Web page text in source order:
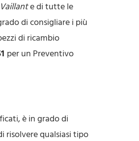
e di tutte le
di consigliare i più
di ricambio
per un Preventivo
è in grado di
risolvere qualsiasi tipo